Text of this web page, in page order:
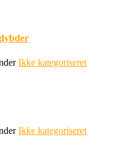
Ikke kategoriseret
Ikke kategoriseret